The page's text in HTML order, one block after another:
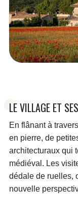
LE VILLAGE ET
En flânant à
en pierre, de
architecturaux qui
médiéval. Les
dédale de ruelles,
nouvelle